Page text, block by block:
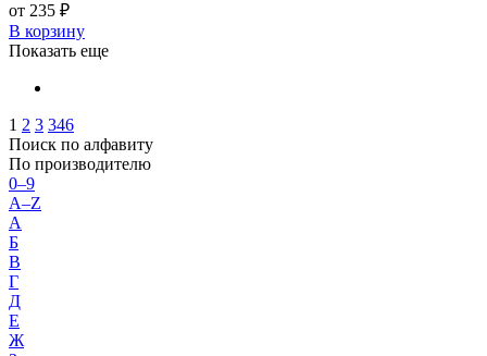
от 235 ₽
В корзину
Показать еще
1 2 3 346
Поиск по алфавиту
По производителю
0–9
A–Z
А
Б
В
Г
Д
Е
Ж